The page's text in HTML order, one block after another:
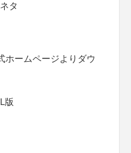
タ
ホームページよりダウ
版